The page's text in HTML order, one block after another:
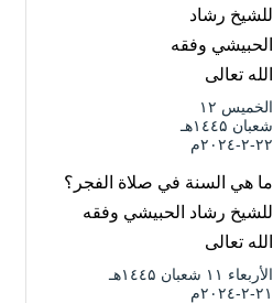
للشيخ رشاد
الحبيشي وفقه
الله تعالى
الخميس ۱۲
شعبان ۱٤٤۵هـ
۲۲-۲-۲۰۲٤م
ما هي السنة في صلاة الفجر؟
للشيخ رشاد الحبيشي وفقه
الله تعالى
الأربعاء ۱۱ شعبان ۱٤٤۵هـ
۲۱-۲-۲۰۲٤م